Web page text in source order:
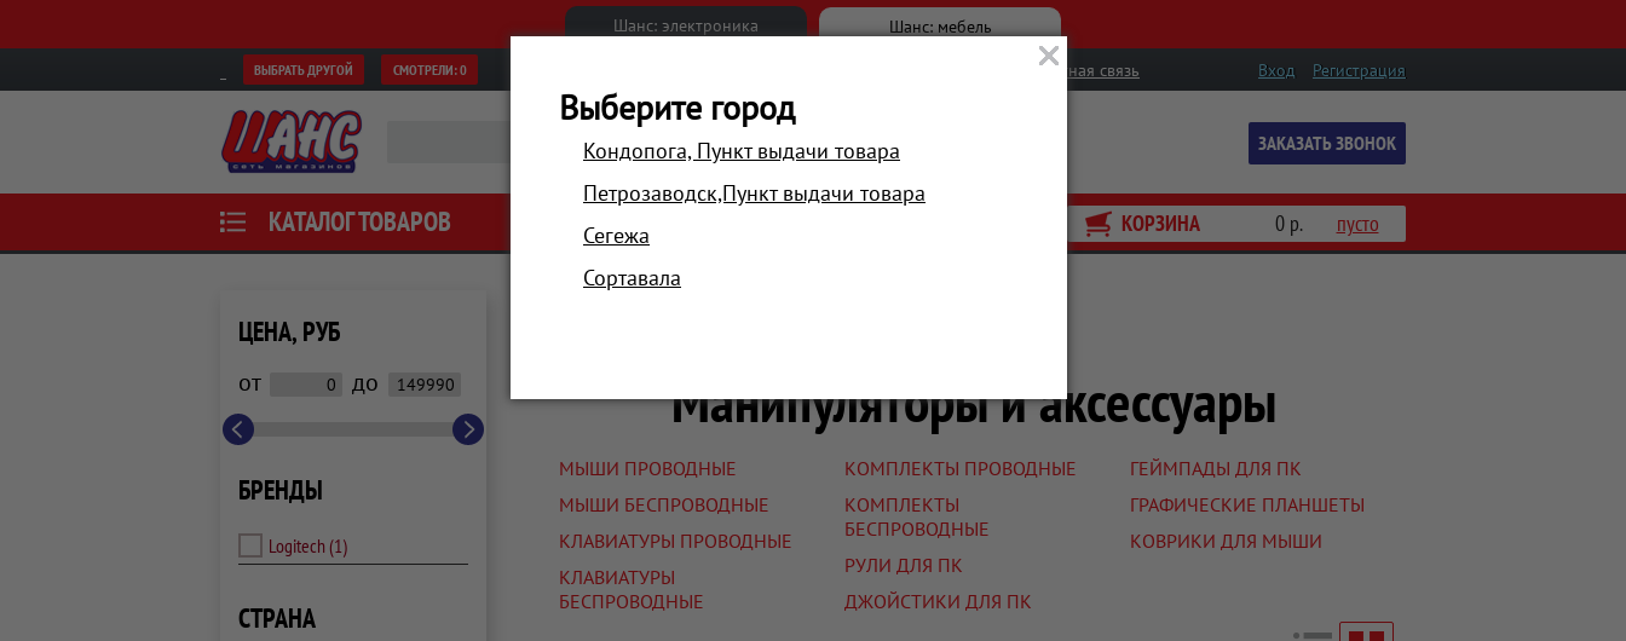
Шанс: электроника Шанс: мебель
ВЫБРАТЬ ДРУГОЙ СМОТРЕЛИ:0 Вход Регистрация
Обратная связь
ЗАКАЗАТЬ ЗВОНОК
КАТАЛОГ ТОВАРОВ АКЦИИ КОРЗИНА 0 р. пусто
ЦЕНА, РУБ
от до
БРЕНДЫ
Logitech (1)
СТРАНА
Манипуляторы и аксессуары
МЫШИ ПРОВОДНЫЕ
МЫШИ БЕСПРОВОДНЫЕ
КЛАВИАТУРЫ ПРОВОДНЫЕ
КЛАВИАТУРЫ
БЕСПРОВОДНЫЕ
КОМПЛЕКТЫ ПРОВОДНЫЕ
КОМПЛЕКТЫ
БЕСПРОВОДНЫЕ
РУЛИ ДЛЯ ПК
ДЖОЙСТИКИ ДЛЯ ПК
ГЕЙМПАДЫ ДЛЯ ПК
ГРАФИЧЕСКИЕ ПЛАНШЕТЫ
КОВРИКИ ДЛЯ МЫШИ
Выберите город
Кондопога, Пункт выдачи товара
Петрозаводск,Пункт выдачи товара
Сегежа
Сортавала